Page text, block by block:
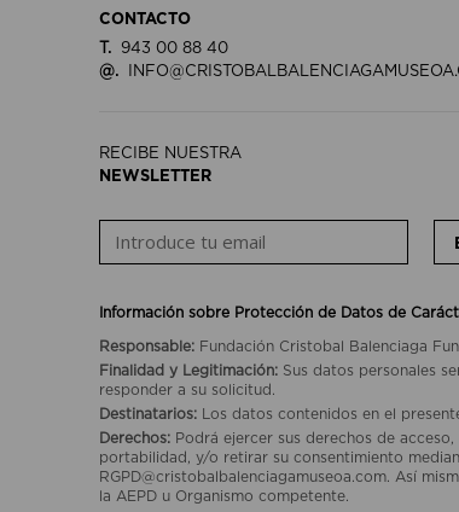
CONTACTO
T.
943 00 88 40
@.
RECIBE NUESTRA
NEWSLETTER
Información sobre Protección de Datos de
Responsable: Fundación Cristobal Balenciaga
Finalidad y Legitimación: Sus datos personales
responder a su solicitud.
Destinatarios:
Los datos contenidos en el
Derechos: Podrá ejercer sus derechos de
portabilidad, y/o retirar su consentimiento
RGPD@cristobalbalenciagamuseoa.com. Así
la AEPD u Organismo competente.